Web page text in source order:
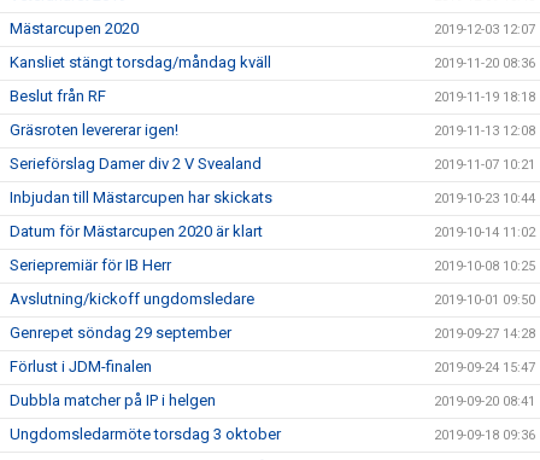
Mästarcupen 2020 2019-12-03 12:07
Kansliet stängt torsdag/måndag kväll 2019-11-20 08:36
Beslut från RF 2019-11-19 18:18
Gräsroten levererar igen! 2019-11-13 12:08
Serieförslag Damer div 2 V Svealand 2019-11-07 10:21
Inbjudan till Mästarcupen har skickats 2019-10-23 10:44
Datum för Mästarcupen 2020 är klart 2019-10-14 11:02
Seriepremiär för IB Herr 2019-10-08 10:25
Avslutning/kickoff ungdomsledare 2019-10-01 09:50
Genrepet söndag 29 september 2019-09-27 14:28
Förlust i JDM-finalen 2019-09-24 15:47
Dubbla matcher på IP i helgen 2019-09-20 08:41
Ungdomsledarmöte torsdag 3 oktober 2019-09-18 09:36